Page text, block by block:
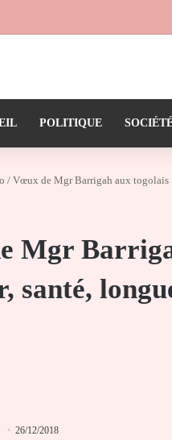
POLITIQUE
/ Vœux de Mgr Barrigah aux togolais
Mgr
santé,
26/12/2018